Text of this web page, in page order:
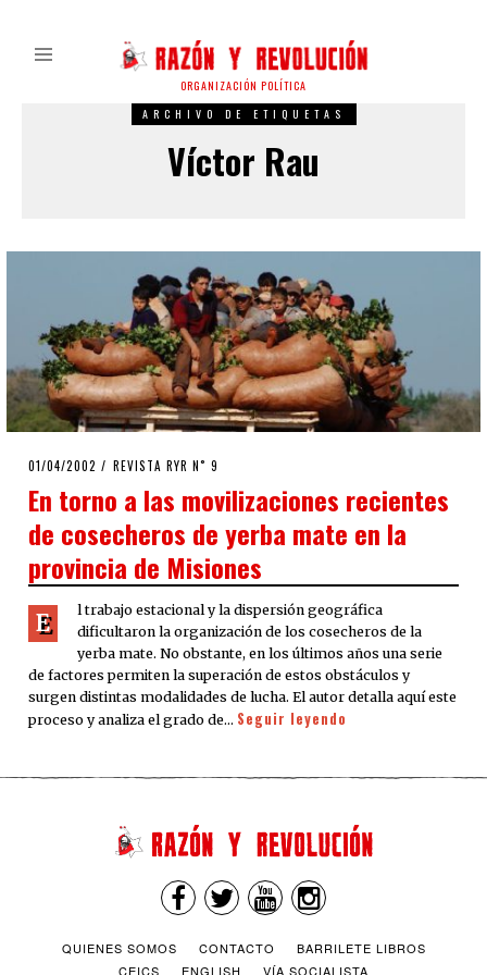
ORGANIZACIÓN POLÍTICA
ARCHIVO DE ETIQUETAS
Víctor Rau
POSTED
01/04/2002 23/04/2020
REVISTA RYR N˚ 9
En torno a las movilizaciones recientes
de cosecheros de yerba mate en la
provincia de Misiones
E
l trabajo estacional y la dispersión geográfica
dificultaron la organización de los cosecheros de la
yerba mate. No obstante, en los últimos años una serie
de factores permiten la superación de estos obstáculos y
surgen distintas modalidades de lucha. El autor detalla aquí este
proceso y analiza el grado de… Seguir leyendo
QUIENES SOMOS CONTACTO
BARRILETE LIBROS
CEICS
ENGLISH VÍA SOCIALISTA